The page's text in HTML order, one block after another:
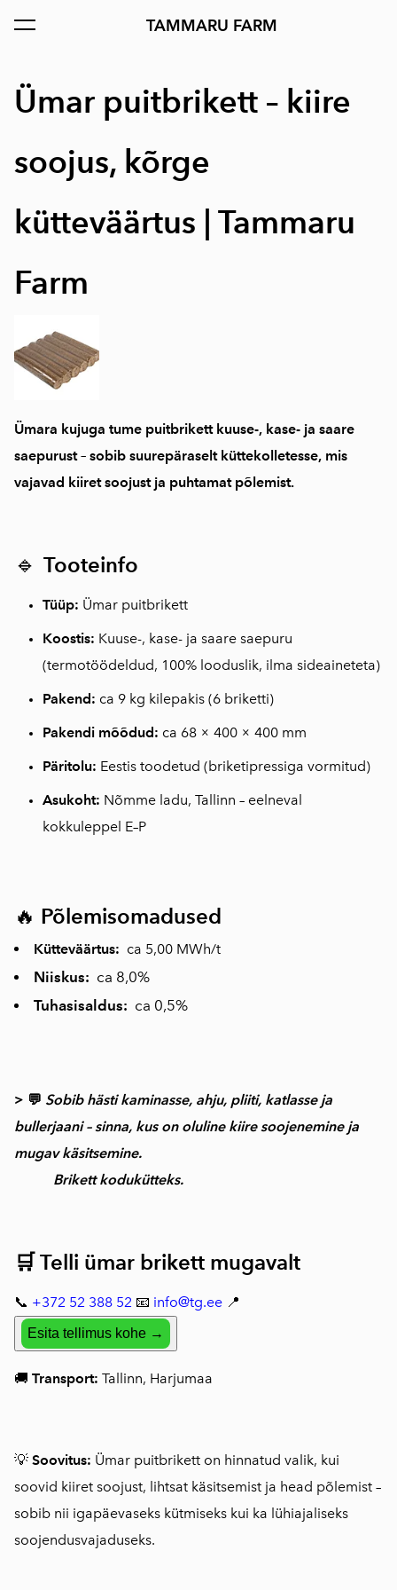
TAMMARU FARM
lisati ostukorvi. Vaata ostukorvi
Ümar puitbrikett – kiire
soojus, kõrge
kütteväärtus | Tammaru
Farm
Ümara kujuga tume puitbrikett kuuse-, kase- ja saare
saepurust – sobib suurepäraselt küttekolletesse, mis
vajavad kiiret soojust ja puhtamat põlemist.
🔹 Tooteinfo
Tüüp: Ümar puitbrikett
Koostis: Kuuse-, kase- ja saare saepuru
(termotöödeldud, 100% looduslik, ilma sideaineteta)
Pakend: ca 9 kg kilepakis (6 briketti)
Pakendi mõõdud: ca 68 × 400 × 400 mm
Päritolu: Eestis toodetud (briketipressiga vormitud)
Asukoht: Nõmme ladu, Tallinn – eelneval
kokkuleppel E–P
🔥 Põlemisomadused
Kütteväärtus: ca 5,00 MWh/t
Niiskus: ca 8,0%
Tuhasisaldus: ca 0,5%
> 💬 Sobib hästi kaminasse, ahju, pliiti, katlasse ja
bullerjaani – sinna, kus on oluline kiire soojenemine ja
mugav käsitsemine.
Brikett kodukütteks.
🛒 Telli ümar brikett mugavalt
📞 +372 52 388 52 📧 info@tg.ee 📍
Esita tellimus kohe →
🚚 Transport: Tallinn, Harjumaa
💡 Soovitus: Ümar puitbrikett on hinnatud valik, kui
soovid kiiret soojust, lihtsat käsitsemist ja head põlemist –
sobib nii igapäevaseks kütmiseks kui ka lühiajaliseks
soojendusvajaduseks.